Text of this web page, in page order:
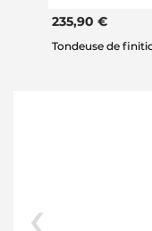
235,90 €
Tondeuse de